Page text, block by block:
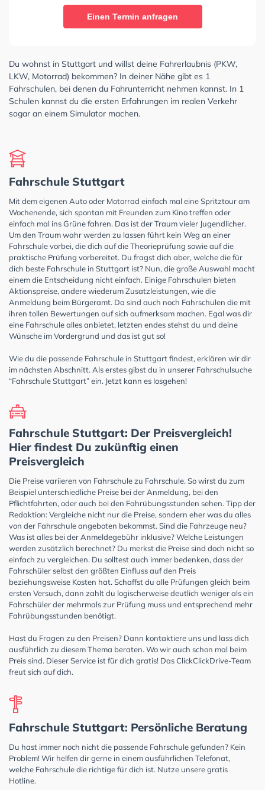
Einen Termin anfragen
Du wohnst in Stuttgart und willst deine Fahrerlaubnis (PKW,
LKW, Motorrad) bekommen? In deiner Nähe gibt es 1
Fahrschulen, bei denen du Fahrunterricht nehmen kannst. In 1
Schulen kannst du die ersten Erfahrungen im realen Verkehr
sogar an einem Simulator machen.
Fahrschule Stuttgart
Mit dem eigenen Auto oder Motorrad einfach mal eine Spritztour am
Wochenende, sich spontan mit Freunden zum Kino treffen oder
einfach mal ins Grüne fahren. Das ist der Traum vieler Jugendlicher.
Um den Traum wahr werden zu lassen führt kein Weg an einer
Fahrschule vorbei, die dich auf die Theorieprüfung sowie auf die
praktische Prüfung vorbereitet. Du fragst dich aber, welche die für
dich beste Fahrschule in Stuttgart ist? Nun, die große Auswahl macht
einem die Entscheidung nicht einfach. Einige Fahrschulen bieten
Aktionspreise, andere wiederum Zusatzleistungen, wie die
Anmeldung beim Bürgeramt. Da sind auch noch Fahrschulen die mit
ihren tollen Bewertungen auf sich aufmerksam machen. Egal was dir
eine Fahrschule alles anbietet, letzten endes stehst du und deine
Wünsche im Vordergrund und das ist gut so!
Wie du die passende Fahrschule in Stuttgart findest, erklären wir dir
im nächsten Abschnitt. Als erstes gibst du in unserer Fahrschulsuche
“Fahrschule Stuttgart” ein. Jetzt kann es losgehen!
Fahrschule Stuttgart: Der Preisvergleich!
Hier findest Du zukünftig einen
Preisvergleich
Die Preise variieren von Fahrschule zu Fahrschule. So wirst du zum
Beispiel unterschiedliche Preise bei der Anmeldung, bei den
Pflichtfahrten, oder auch bei den Fahrübungsstunden sehen. Tipp der
Redaktion: Vergleiche nicht nur die Preise, sondern eher was du alles
von der Fahrschule angeboten bekommst. Sind die Fahrzeuge neu?
Was ist alles bei der Anmeldegebühr inklusive? Welche Leistungen
werden zusätzlich berechnet? Du merkst die Preise sind doch nicht so
einfach zu vergleichen. Du solltest auch immer bedenken, dass der
Fahrschüler selbst den größten Einfluss auf den Preis
beziehungsweise Kosten hat. Schaffst du alle Prüfungen gleich beim
ersten Versuch, dann zahlt du logischerweise deutlich weniger als ein
Fahrschüler der mehrmals zur Prüfung muss und entsprechend mehr
Fahrübungsstunden benötigt.
Hast du Fragen zu den Preisen? Dann kontaktiere uns und lass dich
ausführlich zu diesem Thema beraten. Wo wir auch schon mal beim
Preis sind. Dieser Service ist für dich gratis! Das ClickClickDrive-Team
freut sich auf dich.
Fahrschule Stuttgart: Persönliche Beratung
Du hast immer noch nicht die passende Fahrschule gefunden? Kein
Problem! Wir helfen dir gerne in einem ausführlichen Telefonat,
welche Fahrschule die richtige für dich ist. Nutze unsere gratis
Hotline.